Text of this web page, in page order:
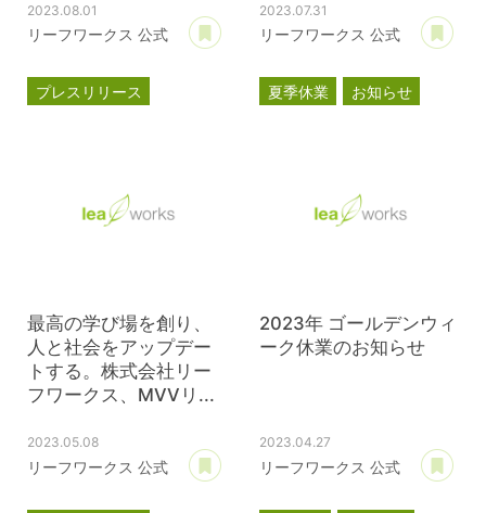
2023.08.01
リーフワークス 公式
あとで読む
プレスリリース
2023.07.31
リーフワークス 公式
夏季休業 お知らせ
最高の学び場を創り、
人と社会をアップデー
トする。株式会社リー
フワークス、MVVリ...
2023.05.08
リーフワークス 公式
あとで読む
2023年 ゴールデンウィ
ーク休業のお知らせ
2023.04.27
リーフワークス 公式